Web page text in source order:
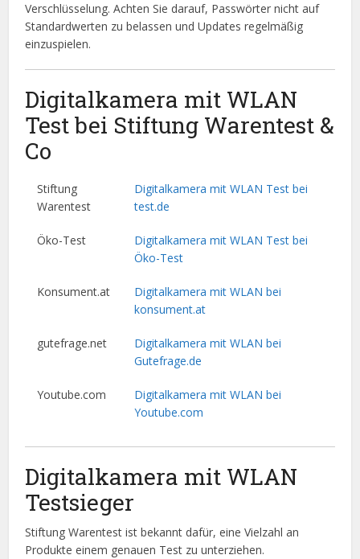
Verschlüsselung. Achten Sie darauf, Passwörter nicht auf
Standardwerten zu belassen und Updates regelmäßig
einzuspielen.
Digitalkamera mit WLAN
Test bei Stiftung Warentest &
Co
Stiftung
Warentest
Digitalkamera mit WLAN Test bei
test.de
Öko-Test
Digitalkamera mit WLAN Test bei
Öko-Test
Konsument.at
Digitalkamera mit WLAN bei
konsument.at
gutefrage.net
Digitalkamera mit WLAN bei
Gutefrage.de
Youtube.com
Digitalkamera mit WLAN bei
Youtube.com
Digitalkamera mit WLAN
Testsieger
Stiftung Warentest ist bekannt dafür, eine Vielzahl an
Produkte einem genauen Test zu unterziehen.